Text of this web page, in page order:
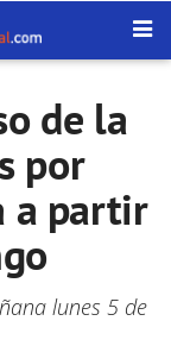
de la
por
a partir
lunes 5 de